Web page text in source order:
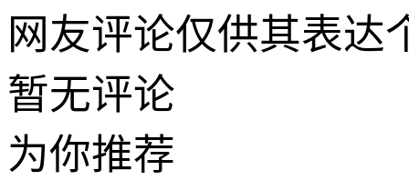
网友评论仅供其表达
暂无评论
为你推荐